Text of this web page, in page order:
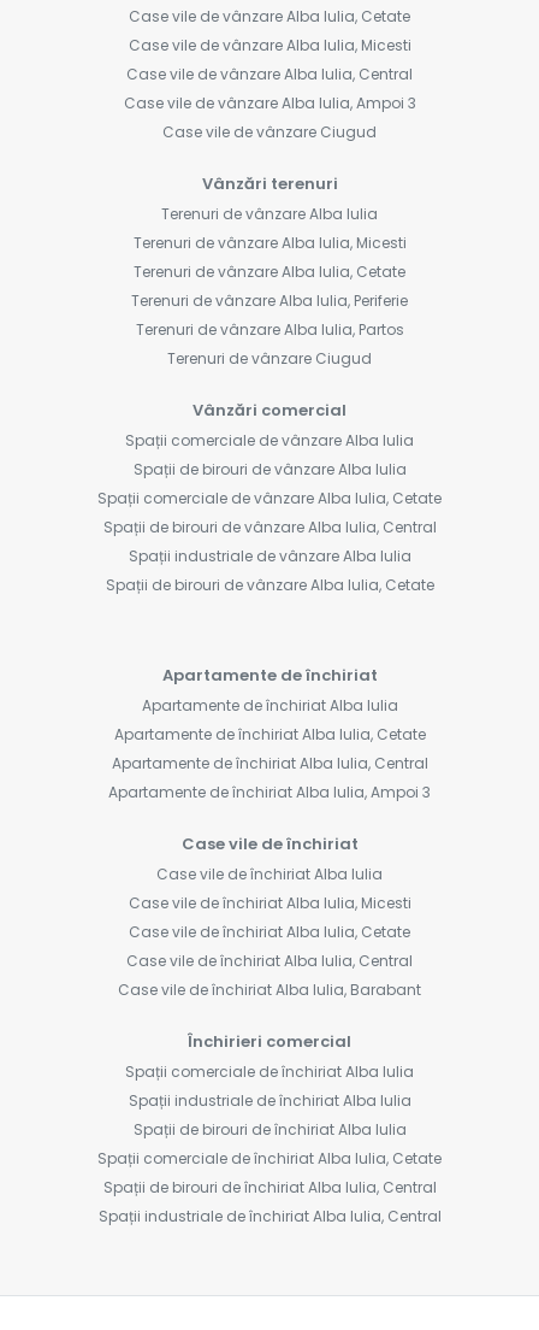
Case vile de vânzare Alba Iulia, Cetate
Case vile de vânzare Alba Iulia, Micesti
Case vile de vânzare Alba Iulia, Central
Case vile de vânzare Alba Iulia, Ampoi 3
Case vile de vânzare Ciugud
Vânzări terenuri
Terenuri de vânzare Alba Iulia
Terenuri de vânzare Alba Iulia, Micesti
Terenuri de vânzare Alba Iulia, Cetate
Terenuri de vânzare Alba Iulia, Periferie
Terenuri de vânzare Alba Iulia, Partos
Terenuri de vânzare Ciugud
Vânzări comercial
Spații comerciale de vânzare Alba Iulia
Spații de birouri de vânzare Alba Iulia
Spații comerciale de vânzare Alba Iulia, Cetate
Spații de birouri de vânzare Alba Iulia, Central
Spații industriale de vânzare Alba Iulia
Spații de birouri de vânzare Alba Iulia, Cetate
Apartamente de închiriat
Apartamente de închiriat Alba Iulia
Apartamente de închiriat Alba Iulia, Cetate
Apartamente de închiriat Alba Iulia, Central
Apartamente de închiriat Alba Iulia, Ampoi 3
Case vile de închiriat
Case vile de închiriat Alba Iulia
Case vile de închiriat Alba Iulia, Micesti
Case vile de închiriat Alba Iulia, Cetate
Case vile de închiriat Alba Iulia, Central
Case vile de închiriat Alba Iulia, Barabant
Închirieri comercial
Spații comerciale de închiriat Alba Iulia
Spații industriale de închiriat Alba Iulia
Spații de birouri de închiriat Alba Iulia
Spații comerciale de închiriat Alba Iulia, Cetate
Spații de birouri de închiriat Alba Iulia, Central
Spații industriale de închiriat Alba Iulia, Central